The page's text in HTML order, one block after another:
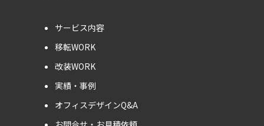
サービス内容
移転WORK
改装WORK
実績・事例
オフィスデザインQ&A